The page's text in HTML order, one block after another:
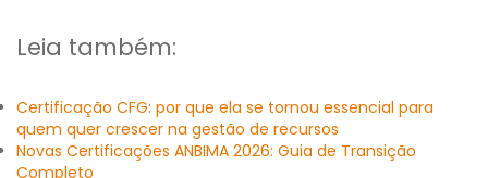
Leia também:
Certificação CFG: por que ela se tornou essencial para
quem quer crescer na gestão de recursos
Novas Certificações ANBIMA 2026: Guia de Transição
Completo